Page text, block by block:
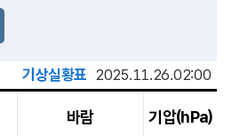
기상실황표 2025.11.26.02:00
바람 기압(hPa)